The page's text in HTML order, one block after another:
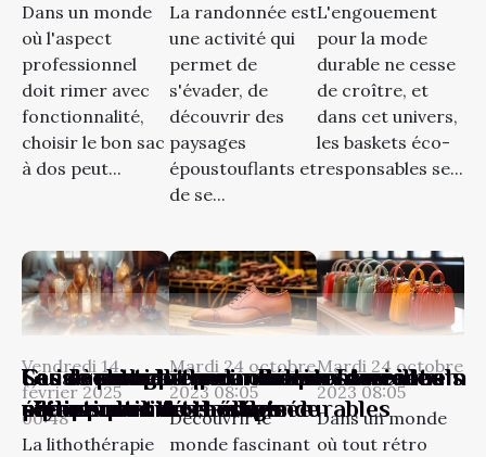
Sacs à dos chic pour les professionnels
allier praticité et élégance
Dans un monde
où l'aspect
professionnel
doit rimer avec
fonctionnalité,
choisir le bon sac
à dos peut...
Guide complet pour choisir le meilleur
équipement de randonnée
La randonnée est
une activité qui
permet de
s'évader, de
découvrir des
paysages
époustouflants et
de se...
Les avantages environnementaux et
stylistiques des baskets durables
L'engouement
pour la mode
durable ne cesse
de croître, et
dans cet univers,
les baskets éco-
responsables se...
Guide pratique pour débuter avec les
pierres de lithothérapie
Vendredi 14
février 2025
00:48
La lithothérapie
Les secrets de la confection de
chaussures artisanales
Mardi 24 octobre
2023 08:05
Découvrir le
monde fascinant
Les dernières tendances en sacs à main
rétro
Mardi 24 octobre
2023 08:05
Dans un monde
où tout rétro